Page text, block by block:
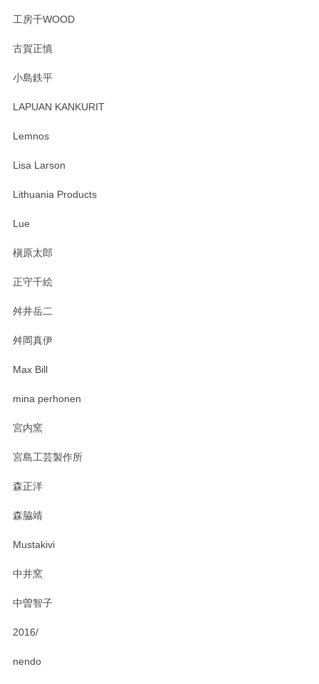
す。 素敵な湯呑みでとても気に入りました。 発送も早く、
たm(_)m
います。無事に届いたようで安心いたしまし
おかけしました。 ありがとうございます。
工房千WOOD
古賀正慎
小島鉄平
LAPUAN KANKURIT
Lemnos
Lisa Larson
Lithuania Products
Lue
槇原太郎
正守千絵
舛井岳二
舛岡真伊
Max Bill
mina perhonen
宮内窯
宮島工芸製作所
森正洋
森脇靖
Mustakivi
中井窯
中曽智子
2016/
nendo